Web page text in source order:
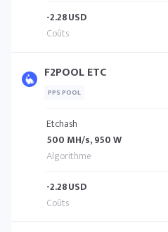
-2.28USD
F2POOL ETC
PPS POOL
Etchash
500 MH/s, 950 W
-2.28USD